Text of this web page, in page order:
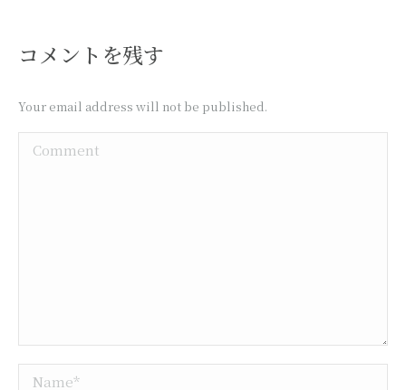
コメントを残す
Your email address will not be published.
Comment
Name *